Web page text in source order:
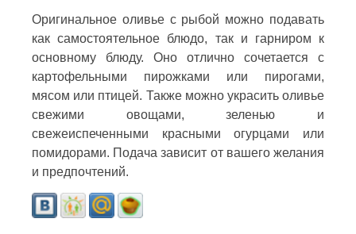
Оригинальное оливье с рыбой можно подавать
как самостоятельное блюдо, так и гарниром к
основному блюду. Оно отлично сочетается с
картофельными пирожками или пирогами,
мясом или птицей. Также можно украсить оливье
свежими овощами, зеленью и
свежеиспеченными красными огурцами или
помидорами. Подача зависит от вашего желания
и предпочтений.